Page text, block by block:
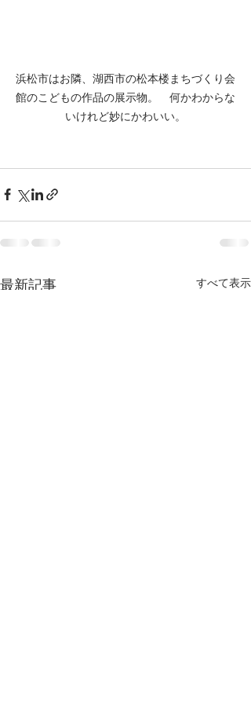
浜松市はお隣、湖西市の松本楼まちづくり会
館のこどもの作品の展示物。　何かわからな
いけれど妙にかわいい。
最新記事 すべて表示